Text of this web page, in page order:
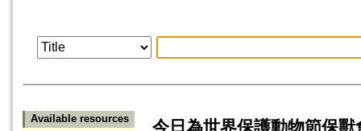
Available resources